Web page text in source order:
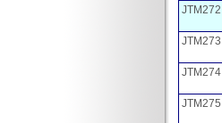
JTM272
JTM273
JTM274
JTM275